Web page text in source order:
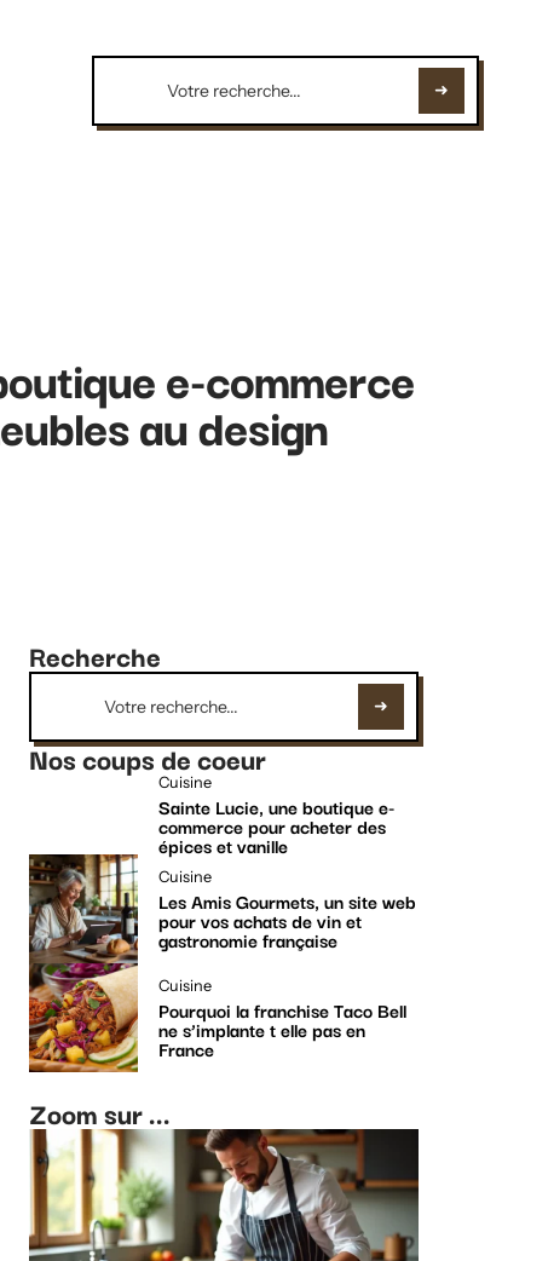
e-commerce
au design
Recherche
Nos coups de coeur
Cuisine
Sainte Lucie, une boutique e-
commerce pour acheter des
épices et vanille
Cuisine
Les Amis Gourmets, un site web
pour vos achats de vin et
gastronomie française
Cuisine
Pourquoi la franchise Taco Bell
ne s’implante t elle pas en
France
Zoom sur ...